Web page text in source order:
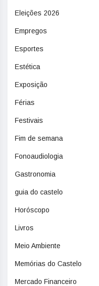
Eleições 2026
Empregos
Esportes
Estética
Exposição
Férias
Festivais
Fim de semana
Fonoaudiologia
Gastronomia
guia do castelo
Horóscopo
Livros
Meio Ambiente
Memórias do Castelo
Mercado Financeiro